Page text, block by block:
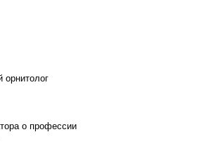
орнитолог
о профессии